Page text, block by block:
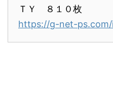
ＴＹ ８１０枚
https://g-net-